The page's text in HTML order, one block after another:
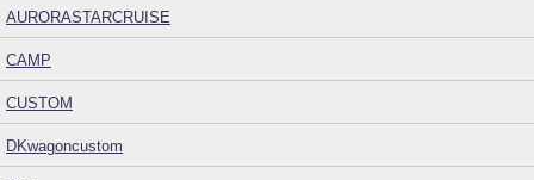
AURORASTARCRUISE
CAMP
CUSTOM
DKwagoncustom